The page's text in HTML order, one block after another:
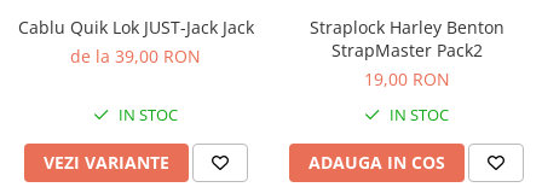
Microfoane wireless si sisteme
Stative de microfon
Accesorii de microfoane
Accesorii de rack
Accesorii echipamente de studio
Cablu Quik Lok JUST-Jack Jack
de la 39,00 RON
IN STOC
VEZI VARIANTE
Straplock Harley Benton
StrapMaster Pack2
19,00 RON
IN STOC
ADAUGA IN COS